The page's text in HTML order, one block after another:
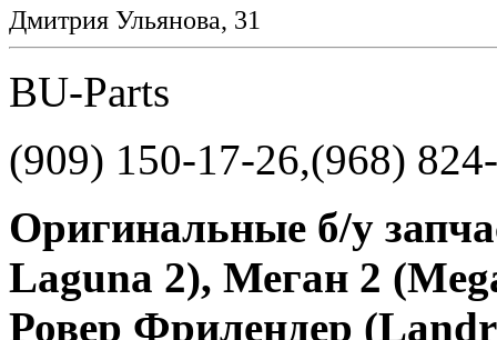
Дмитрия Ульянова, 31
BU-Parts
(909) 150-17-26,(968)
Оригинальные б/у
Laguna 2), Меган 2
Ровер Фрилендер